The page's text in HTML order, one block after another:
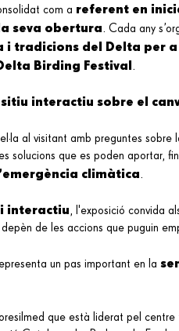
com a referent en
seva obertura. Cada any
i tradicions del Delta per
Birding Festival.
interactiu sobre el
al visitant amb preguntes sobre
solucions que es poden aportar,
climàtica.
interactiu, l'exposició convida
de les accions que puguin
un pas important en la
que està liderat pel